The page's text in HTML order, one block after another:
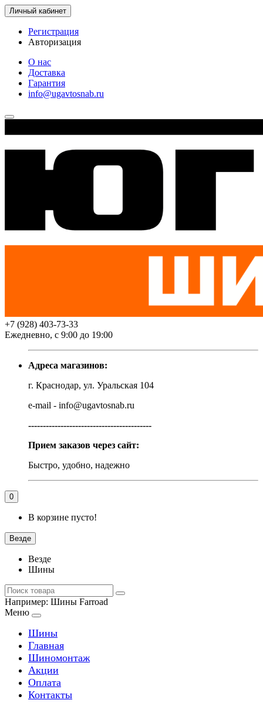
Личный кабинет
Регистрация
Авторизация
О нас
Доставка
Гарантия
info@ugavtosnab.ru
+7 (928) 403-73-33
Ежедневно, с 9:00 до 19:00
Адреса магазинов:
г. Краснодар, ул. Уральская 104
e-mail - info@ugavtosnab.ru
------------------------------------------
Прием заказов через сайт:
Быстро, удобно, надежно
0
В корзине пусто!
Везде
Везде
Шины
Например: Шины Farroad
Меню
Шины
Главная
Шиномонтаж
Акции
Оплата
Контакты